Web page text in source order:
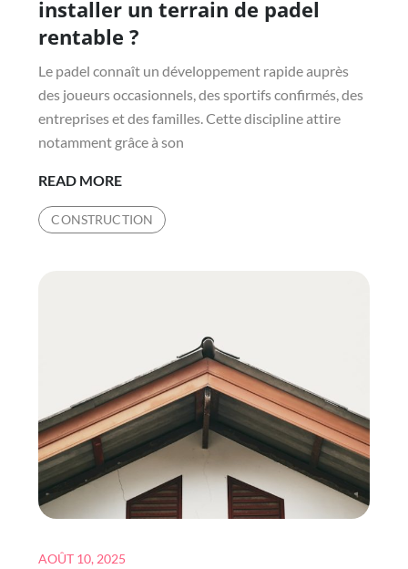
installer un terrain de padel
rentable ?
Le padel connaît un développement rapide auprès
des joueurs occasionnels, des sportifs confirmés, des
entreprises et des familles. Cette discipline attire
notamment grâce à son
READ MOREQUEL
BUDGET
PRÉVOIR
PADEL
RENTABLE
?
CONSTRUCTION
Posted
AOÛT 10, 2025